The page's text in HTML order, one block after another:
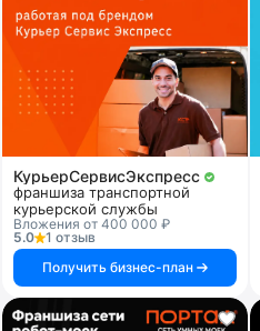
КурьерСервисЭкспресс
франшиза транспортной
курьерской службы
Вложения от 400 000 ₽
5.0
1 отзыв
Получить бизнес-план